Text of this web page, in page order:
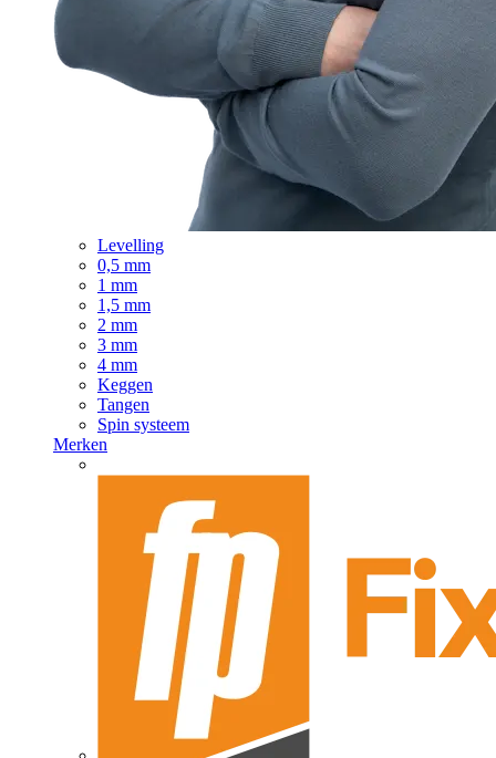
Levelling
0,5 mm
1 mm
1,5 mm
2 mm
3 mm
4 mm
Keggen
Tangen
Spin systeem
Merken